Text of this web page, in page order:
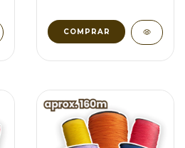
COMPRAR